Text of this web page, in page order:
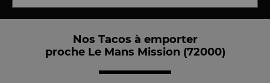
Nos Tacos à emporter
proche Le Mans Mission (72000)